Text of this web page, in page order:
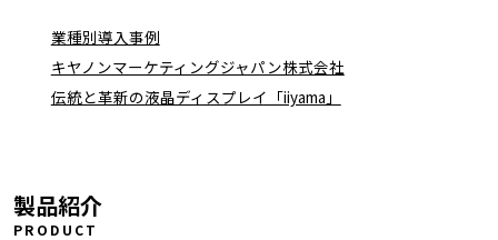
業種別導入事例
キヤノンマーケティングジャパン株式会社
伝統と革新の液晶ディスプレイ「iiyama」
製品紹介
PRODUCT